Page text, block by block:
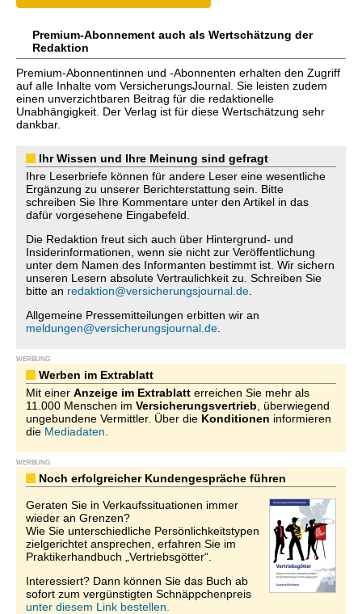
Premium-Abonnement auch als Wertschätzung der
Redaktion
Premium-Abonnentinnen und -Abonnenten erhalten den Zugriff
auf alle Inhalte vom VersicherungsJournal. Sie leisten zudem
einen unverzichtbaren Beitrag für die redaktionelle
Unabhängigkeit. Der Verlag ist für diese Wertschätzung sehr
dankbar.
Ihr Wissen und Ihre Meinung sind gefragt
Ihre Leserbriefe können für andere Leser eine wesentliche
Ergänzung zu unserer Berichterstattung sein. Bitte
schreiben Sie Ihre Kommentare unter den Artikel in das
dafür vorgesehene Eingabefeld.
Die Redaktion freut sich auch über Hintergrund- und
Insiderinformationen, wenn sie nicht zur Veröffentlichung
unter dem Namen des Informanten bestimmt ist. Wir sichern
unseren Lesern absolute Vertraulichkeit zu. Schreiben Sie
bitte an redaktion@versicherungsjournal.de
Allgemeine Pressemitteilungen erbitten wir an
meldungen@versicherungsjournal.de
WERBUNG
Werben im Extrablatt
Mit einer Anzeige im Extrablatt erreichen Sie mehr als
11.000 Menschen im Versicherungsvertrieb , überwiegend
ungebundene Vermittler. Über die Konditionen informieren
die Mediadaten
WERBUNG
Noch erfolgreicher Kundengespräche führen
Geraten Sie in Verkaufssituationen immer
wieder an Grenzen?
Wie Sie unterschiedliche Persönlichkeitstypen
zielgerichtet ansprechen, erfahren Sie im
Praktikerhandbuch „Vertriebsgötter“.
Interessiert? Dann können Sie das Buch ab
sofort zum vergünstigten Schnäppchenpreis
unter diesem Link bestellen.